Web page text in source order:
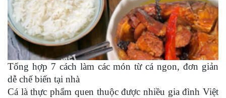
Tổng hợp 7 cách làm các món từ cá ngon, đơn giản
dễ chế biến tại nhà
Cá là thực phẩm quen thuộc được nhiều gia đình Việt